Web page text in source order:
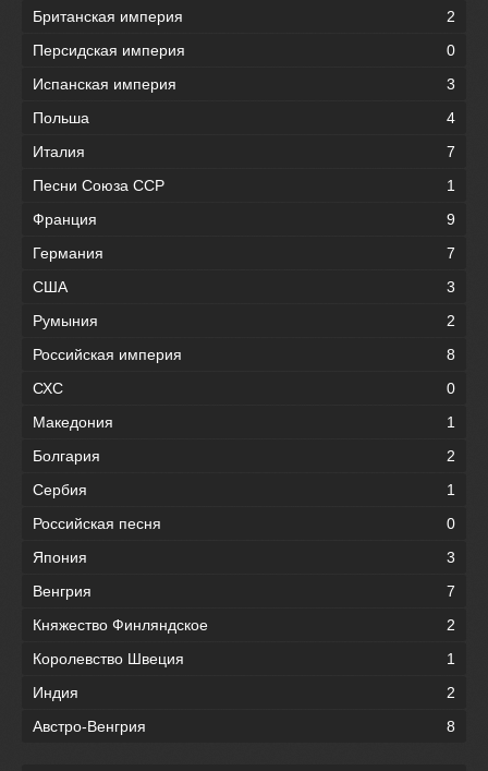
Британская империя
2
Персидская империя
0
Испанская империя
3
Польша
4
Италия
7
Песни Союза ССР
1
Франция
9
Германия
7
США
3
Румыния
2
Российская империя
8
СХС
0
Македония
1
Болгария
2
Сербия
1
Российская песня
0
Япония
3
Венгрия
7
Княжество Финляндское
2
Королевство Швеция
1
Индия
2
Австро-Венгрия
8